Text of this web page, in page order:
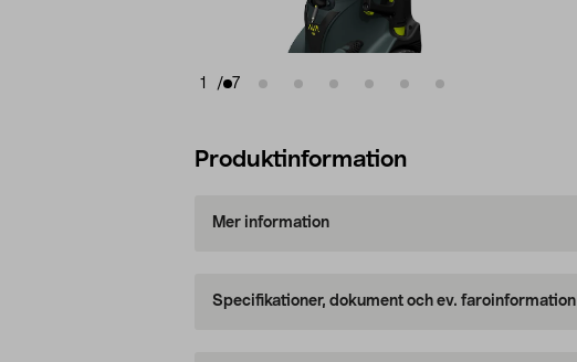
1 / 7
Produktinformation
Mer information
Specifikationer, dokument och ev. faroinformation